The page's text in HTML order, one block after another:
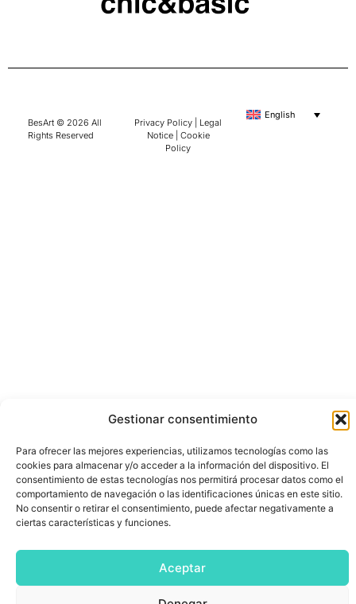
Gestionar consentimiento
Para ofrecer las mejores experiencias, utilizamos tecnologías como las
cookies para almacenar y/o acceder a la información del dispositivo. El
consentimiento de estas tecnologías nos permitirá procesar datos como el
comportamiento de navegación o las identificaciones únicas en este sitio.
No consentir o retirar el consentimiento, puede afectar negativamente a
ciertas características y funciones.
Aceptar
BesArt © 2026 All
Rights Reserved
Privacy Policy
Legal
Notice| Cookie
Policy
English